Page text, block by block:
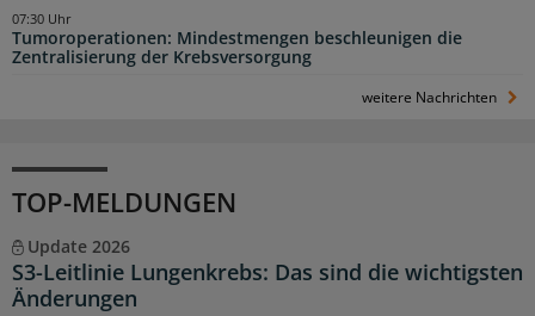
Tumoroperationen: Mindestmengen beschleunigen die
Zentralisierung der Krebsversorgung
07:30 Uhr
weitere Nachrichten
TOP-MELDUNGEN
Update 2026
S3-Leitlinie Lungenkrebs: Das sind die wichtigsten
Änderungen